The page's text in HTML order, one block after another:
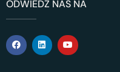
ODWIEDŹ NAS NA